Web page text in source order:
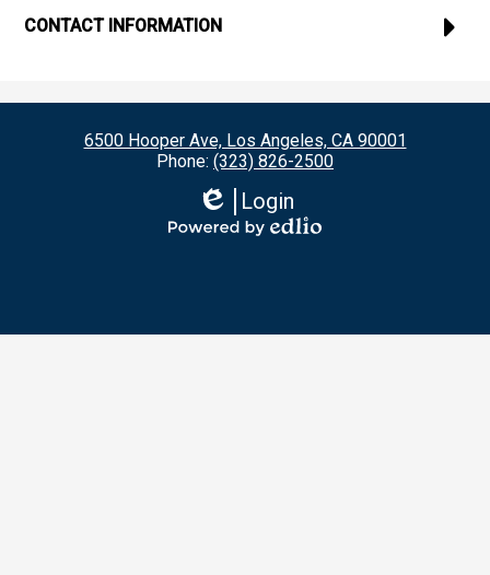
CONTACT INFORMATION
6500 Hooper Ave, Los Angeles, CA 90001
Phone: (323) 826-2500
Edlio
Login